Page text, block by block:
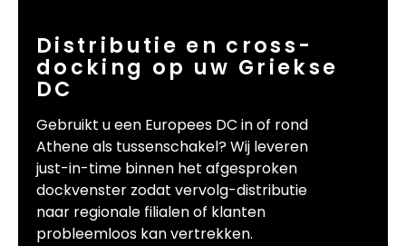
Distributie en cross-
docking op uw Griekse
DC
Gebruikt u een Europees DC in of rond
Athene als tussenschakel? Wij leveren
just-in-time binnen het afgesproken
dockvenster zodat vervolg-distributie
naar regionale filialen of klanten
probleemloos kan vertrekken.